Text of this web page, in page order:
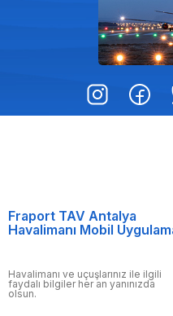
Fraport TAV Antalya
Havalimanı Mobil
Havalimanı ve uçuşlarınız ile ilgili
faydalı bilgiler her an yanınızda
olsun.